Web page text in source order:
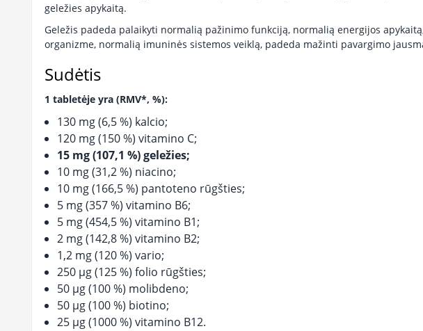
geležies apykaitą.
Geležis padeda palaikyti normalią pažinimo funkciją, normalią energijos
organizme, normalią imuninės sistemos veiklą, padeda mažinti pavargimo
Sudėtis
1 tabletėje yra (RMV*, %):
130 mg (6,5 %) kalcio;
120 mg (150 %) vitamino C;
15 mg (107,1 %) geležies;
10 mg (31,2 %) niacino;
10 mg (166,5 %) pantoteno rūgšties;
5 mg (357 %) vitamino B6;
5 mg (454,5 %) vitamino B1;
2 mg (142,8 %) vitamino B2;
1,2 mg (120 %) vario;
250 µg (125 %) folio rūgšties;
50 µg (100 %) molibdeno;
50 µg (100 %) biotino;
25 µg (1000 %) vitamino B12.